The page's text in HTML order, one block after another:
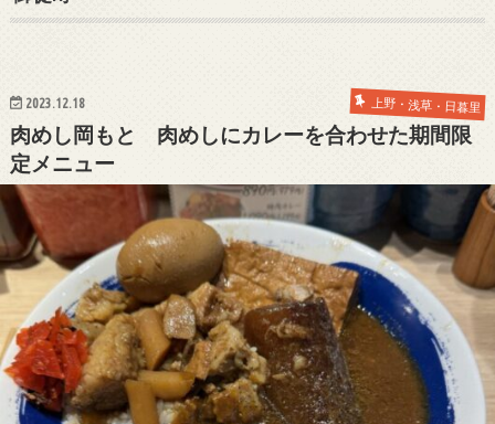
2023.12.18 上野・浅草・日暮里
肉めし岡もと 肉めしにカレーを合わせた期間限
定メニュー